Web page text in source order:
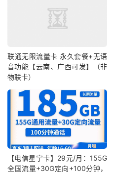
联通无限流量卡 永久套餐+无语
音功能【云南、广西可发】（非
物联卡）
【电信星宁卡】29元/月：155G
全国流量+30G定向+100分钟，